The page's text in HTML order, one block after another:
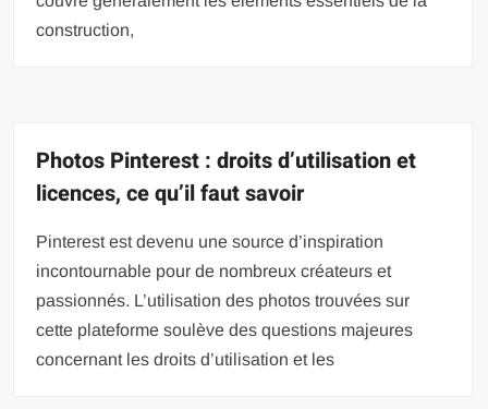
construction,
Photos Pinterest : droits d’utilisation et
licences, ce qu’il faut savoir
Pinterest est devenu une source d’inspiration
incontournable pour de nombreux créateurs et
passionnés. L’utilisation des photos trouvées sur
cette plateforme soulève des questions majeures
concernant les droits d’utilisation et les